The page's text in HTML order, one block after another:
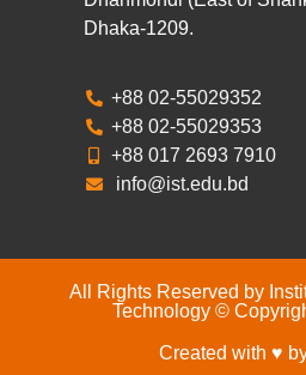
Dhaka-1209.
+88 02-55029352
+88 02-55029353
+88 017 2693 7910
info@ist.edu.bd
All Rights Reserved by
Technology ©
Created with ♥